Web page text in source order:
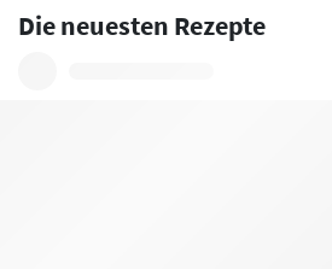
Die neuesten Rezepte